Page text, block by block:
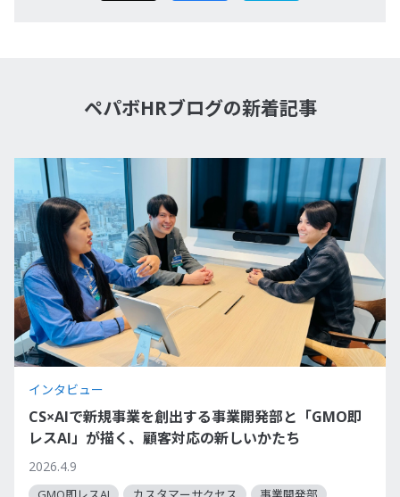
ペパボHRブログの新着記事
インタビュー
CS×AIで新規事業を創出する事業開発部と「GMO即
レスAI」が描く、顧客対応の新しいかたち
2026.4.9